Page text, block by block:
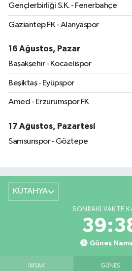
Gençlerbirliği S.K. - Fenerbahçe
Gaziantep FK - Alanyaspor
16 Ağustos, Pazar
Başakşehir - Kocaelispor
Beşiktaş - Eyüpspor
Amed - Erzurumspor FK
17 Ağustos, Pazartesi
Samsunspor - Göztepe
KÜTAHYA
SONRAKI VAKTE
Güneş
İMSAK GÜNEŞ